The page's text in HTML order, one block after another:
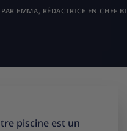
PAR EMMA, RÉDACTRICE EN CHEF
piscine est un